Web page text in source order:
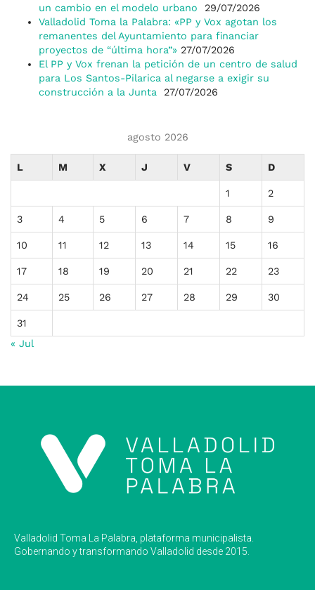
un cambio en el modelo urbano
29/07/2026
Valladolid Toma la Palabra: «PP y Vox agotan los
remanentes del Ayuntamiento para financiar
proyectos de “última hora”» 27/07/2026
El PP y Vox frenan la petición de un centro de salud
para Los Santos-Pilarica al negarse a exigir su
construcción a la Junta
27/07/2026
agosto 2026
L M X J V S D
1 2
3 4 5 6 7 8 9
10 11 12 13 14 15 16
17 18 19 20 21 22 23
24 25 26 27 28 29 30
31
« Jul
Valladolid Toma La Palabra, plataforma municipalista.
Gobernando y transformando Valladolid desde 2015.